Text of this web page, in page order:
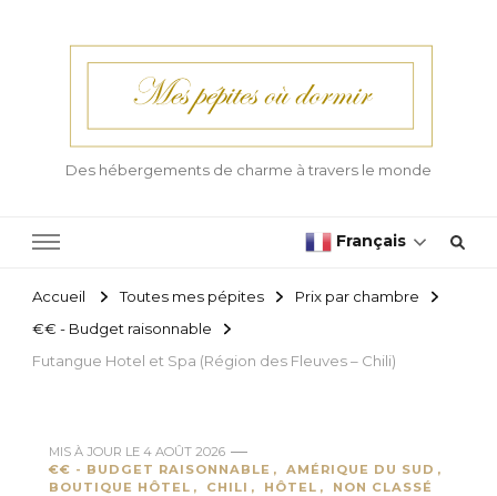
Des hébergements de charme à travers le monde
Français
Accueil Toutes mes pépites
Prix par chambre
€€ - Budget raisonnable
Futangue Hotel et Spa (Région des Fleuves – Chili)
MIS À JOUR LE 4 AOÛT 2026
€€ - BUDGET RAISONNABLE
AMÉRIQUE DU SUD
BOUTIQUE HÔTEL
CHILI HÔTEL NON CLASSÉ